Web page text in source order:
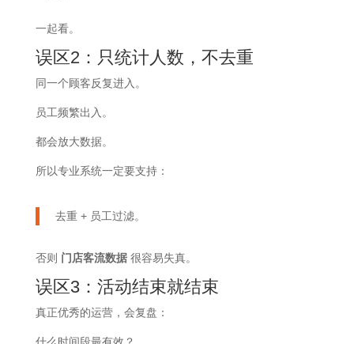
一起看。
误区2：只统计人数，不去重
同一个顾客反复进入。
员工频繁出入。
都会放大数据。
所以专业系统一定要支持：
去重 + 员工过滤。
否则 门店客流数据很容易失真。
误区3：活动结束就结束
真正优秀的运营，会复盘：